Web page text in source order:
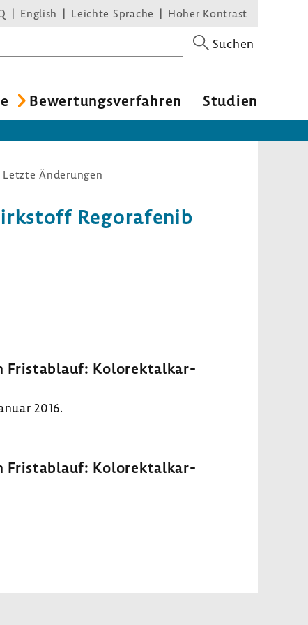
English Leichte Sprache Hoher Kontrast
Suchen
Bewer­tungs­ver­fahren Studien
Letzte Änderungen
Regora­fenib
Frist­ab­lauf: Kolo­rek­tal­kar­
2016.
Frist­ab­lauf: Kolo­rek­tal­kar­